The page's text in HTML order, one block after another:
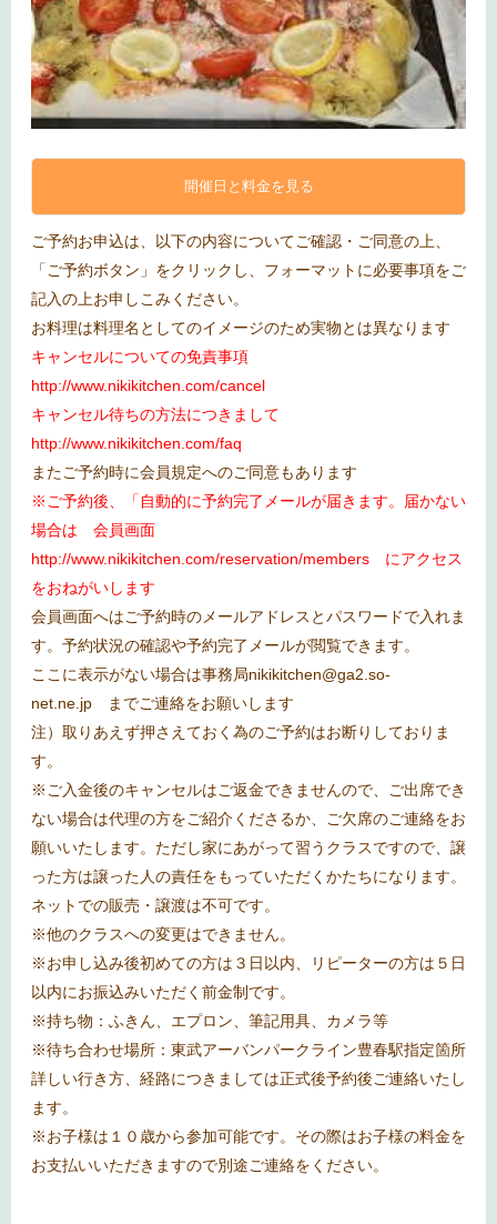
開催日と料金を見る
ご予約お申込は、以下の内容についてご確認・ご同意の上、
「ご予約ボタン」をクリックし、フォーマットに必要事項をご
記入の上お申しこみください。
お料理は料理名としてのイメージのため実物とは異なります
キャンセルについての免責事項
http://www.nikikitchen.com/cancel
キャンセル待ちの方法につきまして
http://www.nikikitchen.com/faq
またご予約時に会員規定へのご同意もあります
※ご予約後、「自動的に予約完了メールが届きます。届かない
場合は 会員画面
http://www.nikikitchen.com/reservation/members にアクセス
をおねがいします
会員画面へはご予約時のメールアドレスとパスワードで入れま
す。予約状況の確認や予約完了メールが閲覧できます。
ここに表示がない場合は事務局nikikitchen@ga2.so-
net.ne.jp までご連絡をお願いします
注）取りあえず押さえておく為のご予約はお断りしておりま
す。
※ ご入金後のキャンセルはご返金できませんので、ご出席でき
ない場合は代理の方をご紹介くださるか、ご欠席のご連絡をお
願いいたします。ただし家にあがって習うクラスですので、譲
った方は譲った人の責任をもっていただくかたちになります。
ネットでの販売・譲渡は不可です。
※他のクラスへの変更はできません。
※お申し込み後初めての方は３日以内、リピーターの方は５日
以内にお振込みいただく前金制です。
※持ち物：ふきん、エプロン、筆記用具、カメラ等
※待ち合わせ場所：東武アーバンパークライン豊春駅指定箇所
詳しい行き方、経路につきましては正式後予約後ご連絡いたし
ます。
※お子様は１０歳から参加可能です。その際はお子様の料金を
お支払いいただきますので別途ご連絡をください。